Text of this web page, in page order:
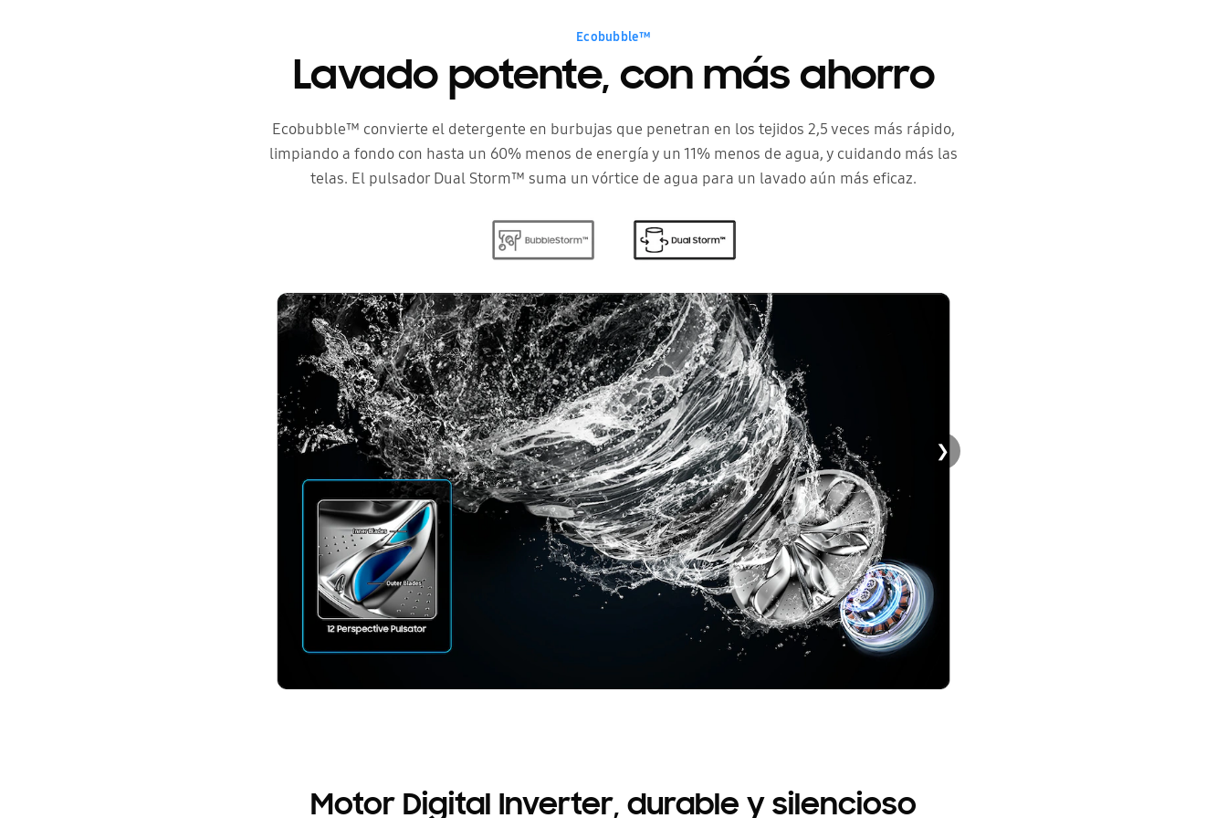
Ecobubble™
Lavado potente, con más ahorro
Ecobubble™ convierte el detergente en burbujas que penetran en los tejidos 2,5 veces más rápido,
limpiando a fondo con hasta un 60% menos de energía y un 11% menos de agua, y cuidando más las
telas. El pulsador Dual Storm™ suma un vórtice de agua para un lavado aún más eficaz.
❯
Motor Digital Inverter, durable y silencioso